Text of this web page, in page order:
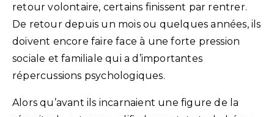
retour volontaire, certains finissent par rentrer.
De retour depuis un mois ou quelques années, ils
doivent encore faire face à une forte pression
sociale et familiale qui a d’importantes
répercussions psychologiques.
Alors qu’avant ils incarnaient une figure de la